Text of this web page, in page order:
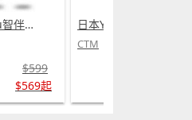
英國SKIDY SmartEdu智伴高清流暢五重定位遠控180°旋攝雙向視頻海外適配兒童智能手錶PRO (需訂貨)
$599
$569起
CTM